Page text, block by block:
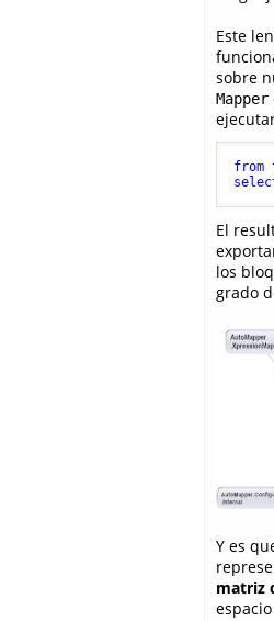
Este
sobre
Mapper
from
El
los
grado
Y es
matriz